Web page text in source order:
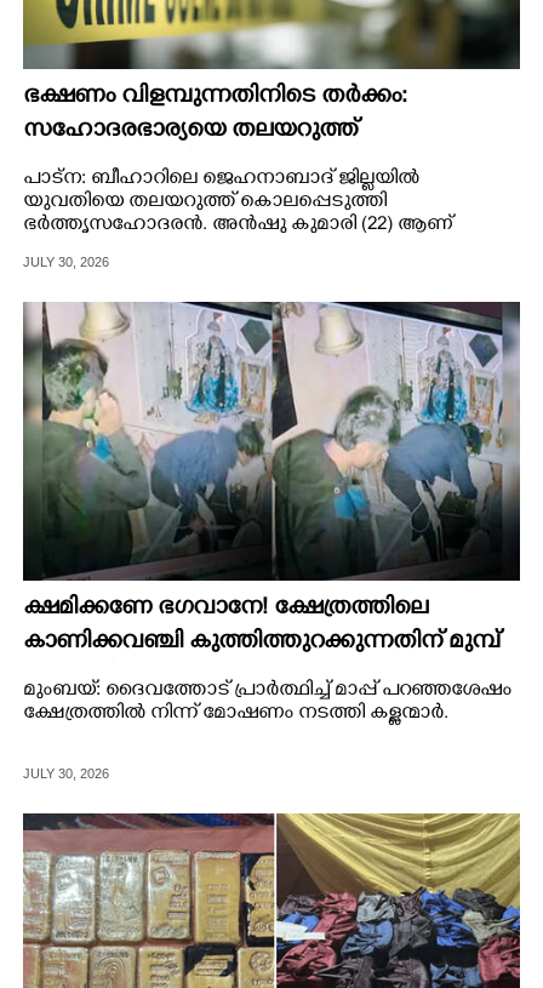
ഭക്ഷണം വിളമ്പുന്നതിനിടെ തർക്കം:
സഹോദരഭാര്യയെ തലയറുത്ത്
കൊലപ്പെടുത്തി യുവാവ്
പാട്ന: ബീഹാറിലെ ജെഹനാബാദ് ജില്ലയിൽ
യുവതിയെ തലയറുത്ത് കൊലപ്പെടുത്തി
ഭർത്തൃസഹോദരൻ. അൻഷു കുമാരി (22) ആണ്
JULY 30, 2026
ക്ഷമിക്കണേ ഭഗവാനേ! ക്ഷേത്രത്തിലെ
കാണിക്കവഞ്ചി കുത്തിത്തുറക്കുന്നതിന് മുമ്പ്
പ്രാർത്ഥിച്ച് കള്ളന്മാർ
മുംബയ്: ദൈവത്തോട് പ്രാർത്ഥിച്ച് മാപ്പ് പറഞ്ഞശേഷം
ക്ഷേത്രത്തിൽ നിന്ന് മോഷണം നടത്തി കള്ളന്മാർ.
JULY 30, 2026